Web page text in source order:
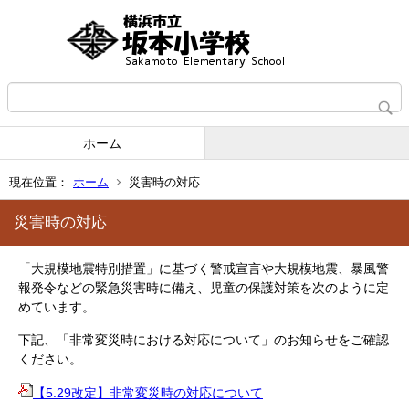
ホーム
現在位置： ホーム 災害時の対応
災害時の対応
「大規模地震特別措置」に基づく警戒宣言や大規模地震、暴風警
報発令などの緊急災害時に備え、児童の保護対策を次のように定
めています。
下記、「非常変災時における対応について」のお知らせをご確認
ください。
【5.29改定】非常変災時の対応について